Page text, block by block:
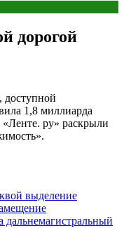
дорогой
доступной
1,8 миллиарда
ру» раскрыли
выделение
дальнемагистральный